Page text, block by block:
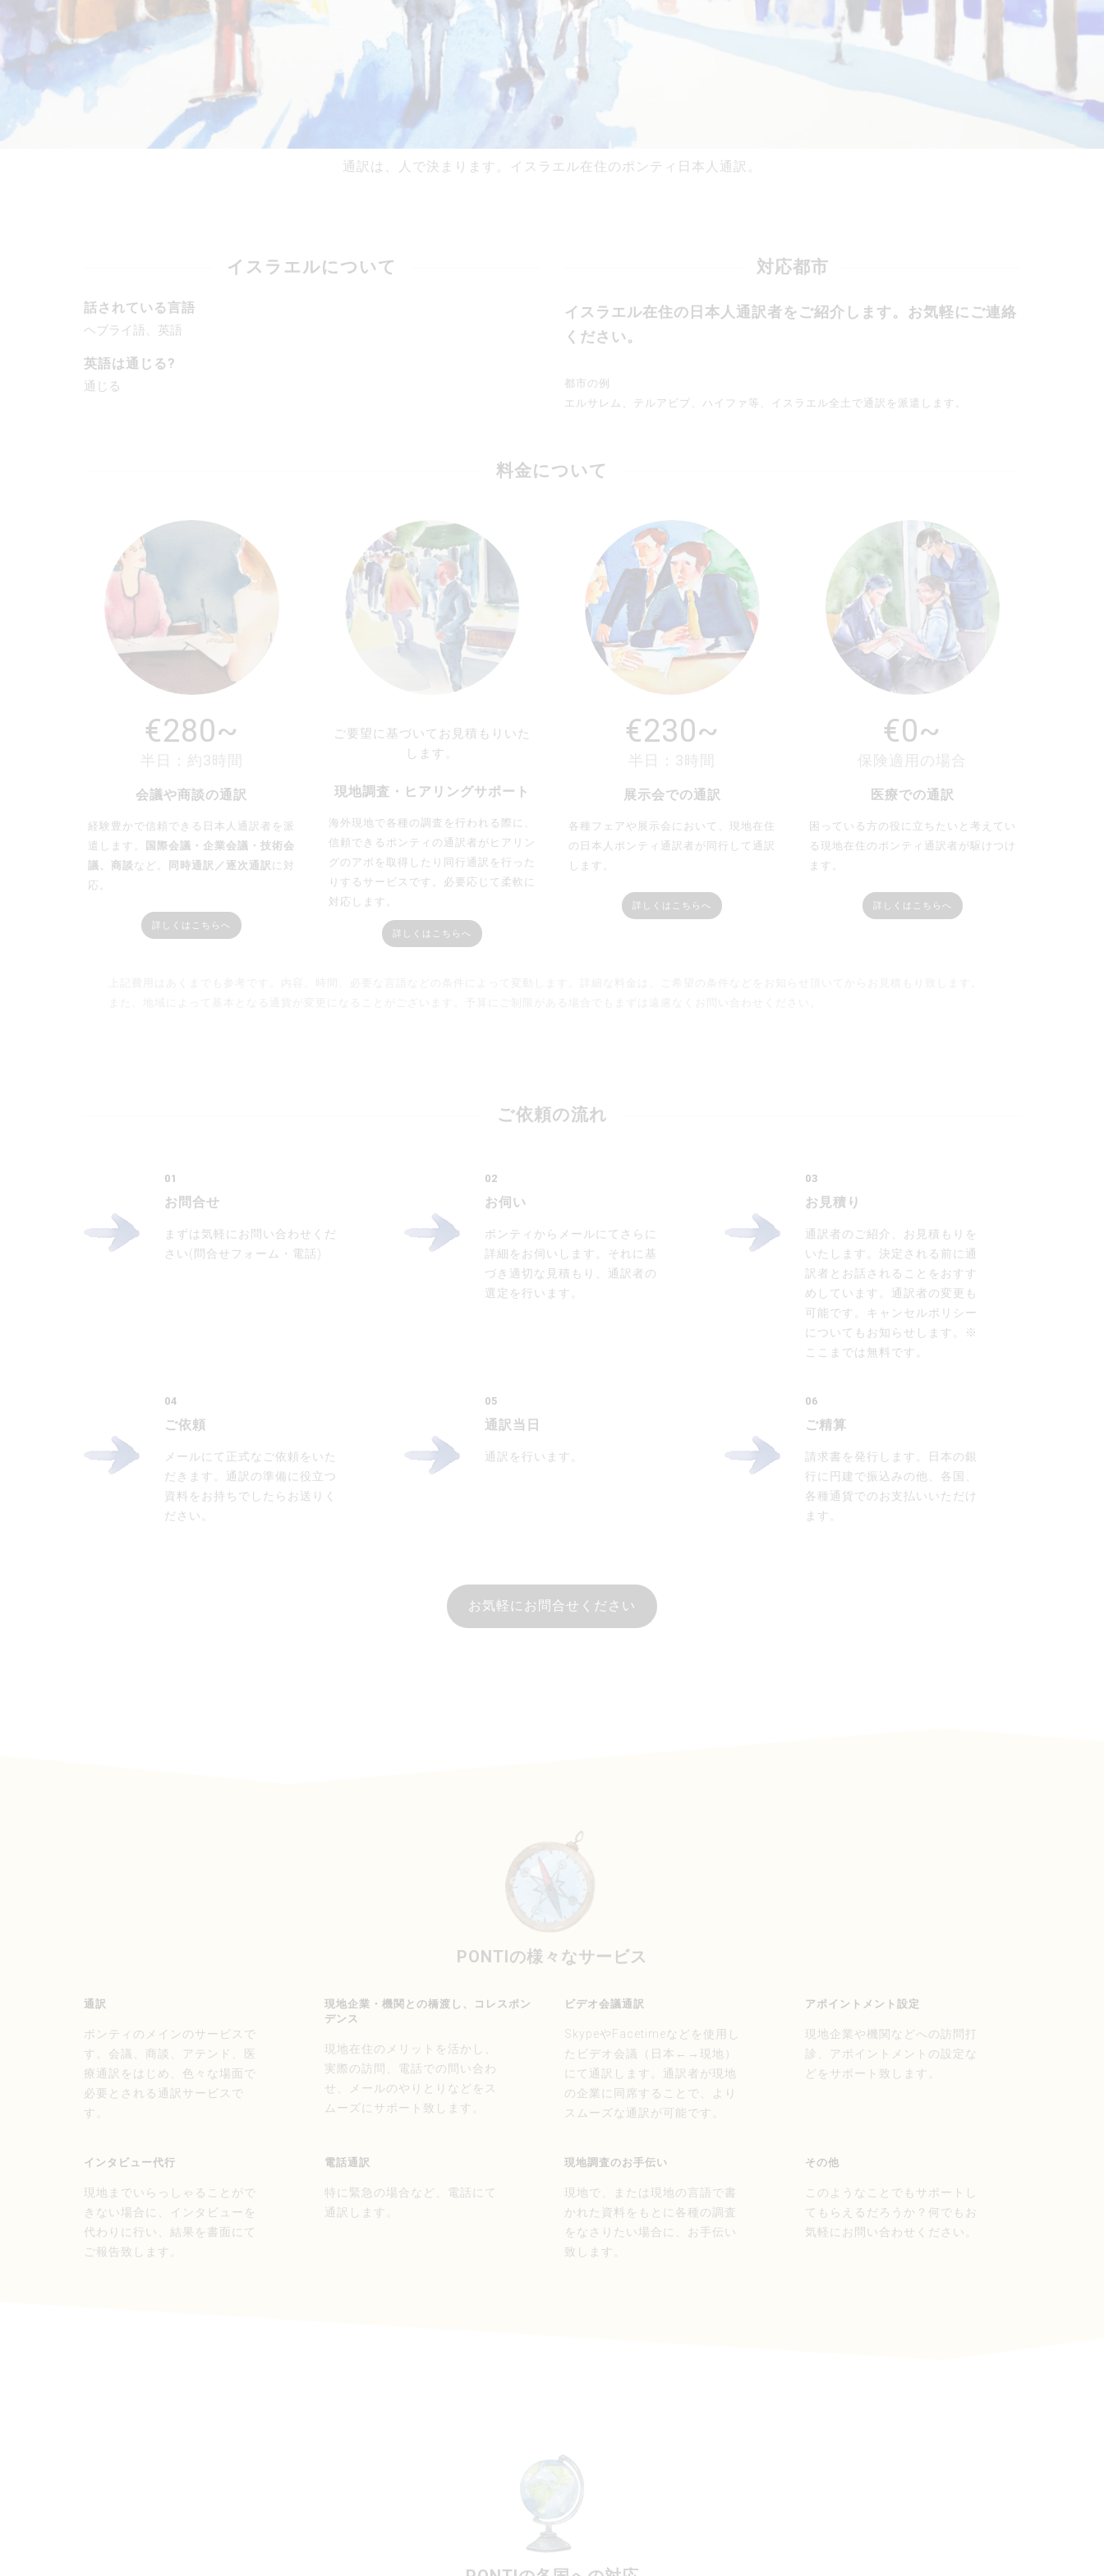
通訳は、人で決まります。イスラエル在住のポンティ日本人通訳。
イスラエルについて
話されている言語
ヘブライ語、英語
英語は通じる?
通じる
対応都市
イスラエル在住の日本人通訳者をご紹介します。お気軽にご連絡
ください。
都市の例
エルサレム、テルアビブ、ハイファ等、イスラエル全土で通訳を派遣します。
料金について
€280~
半日：約3時間
会議や商談の通訳
経験豊かで信頼できる日本人通訳者を派
遣します。
国際会議・企業会議・技術会
議、商談など。 同時通訳／逐次通訳 に対
応。
詳しくはこちらへ
ご要望に基づいてお見積もりいた
します。
現地調査・ヒアリングサポート
海外現地で各種の調査を行われる際に、
信頼できるポンティの通訳者がヒアリン
グのアポを取得したり同行通訳を行った
りするサービスです。必要応じて柔軟に
対応します。
詳しくはこちらへ
€230~
半日：3時間
展示会での通訳
各種フェアや展示会において、現地在住
の日本人ポンティ通訳者が同行して通訳
します。
詳しくはこちらへ
€0~
保険適用の場合
医療での通訳
困っている方の役に立ちたいと考えてい
る現地在住のポンティ通訳者が駆けつけ
ます。
詳しくはこちらへ
ご依頼の流れ
01
お問合せ
まずは気軽にお問い合わせくだ
さい(問合せフォーム・電話)
02
お伺い
ポンティからメールにてさらに
詳細をお伺いします。それに基
づき適切な見積もり、通訳者の
選定を行います。
03
お見積り
通訳者のご紹介、お見積もりを
いたします。決定される前に通
訳者とお話されることをおすす
めしています。通訳者の変更も
可能です。キャンセルポリシー
についてもお知らせします。※
ここまでは無料です。
04
ご依頼
メールにて正式なご依頼をいた
だきます。通訳の準備に役立つ
資料をお持ちでしたらお送りく
ださい。
05
通訳当日
通訳を行います。
06
ご精算
請求書を発行します。日本の銀
行に円建で振込みの他、各国、
各種通貨でのお支払いいただけ
ます。
お気軽にお問合せください
PONTIの様々なサービス
通訳
ポンティのメインのサービスで
す。会議、商談、アテンド、医
療通訳をはじめ、色々な場面で
必要とされる通訳サービスで
す。
現地企業・機関との橋渡し、コレスポン
デンス
現地在住のメリットを活かし、
実際の訪問、電話での問い合わ
せ、メールのやりとりなどをス
ムーズにサポート致します。
ビデオ会議通訳
SkypeやFacetimeなどを使用し
たビデオ会議（日本←→現地）
にて通訳します。通訳者が現地
の企業に同席することで、より
スムーズな通訳が可能です。
アポイントメント設定
現地企業や機関などへの訪問打
診、アポイントメントの設定な
どをサポート致します。
インタビュー代行
現地までいらっしゃることがで
きない場合に、インタビューを
代わりに行い、結果を書面にて
ご報告致します。
電話通訳
特に緊急の場合など、電話にて
通訳します。
現地調査のお手伝い
現地で、または現地の言語で書
かれた資料をもとに各種の調査
をなさりたい場合に、お手伝い
致します。
その他
このようなことでもサポートし
てもらえるだろうか？何でもお
気軽にお問い合わせください。